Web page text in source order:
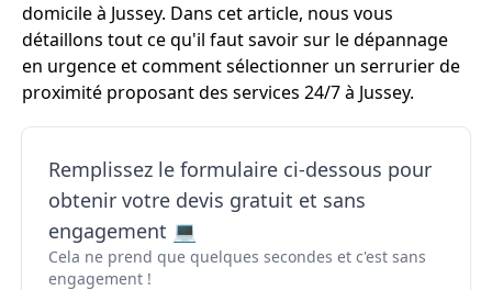
domicile à Jussey. Dans cet article, nous vous
détaillons tout ce qu'il faut savoir sur le dépannage
en urgence et comment sélectionner un serrurier de
proximité proposant des services 24/7 à Jussey.
Remplissez le formulaire ci-dessous pour
obtenir votre devis gratuit et sans
engagement 💻
Cela ne prend que quelques secondes et c'est sans
engagement !